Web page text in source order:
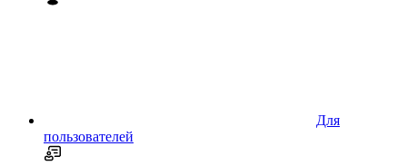
Для
пользователей